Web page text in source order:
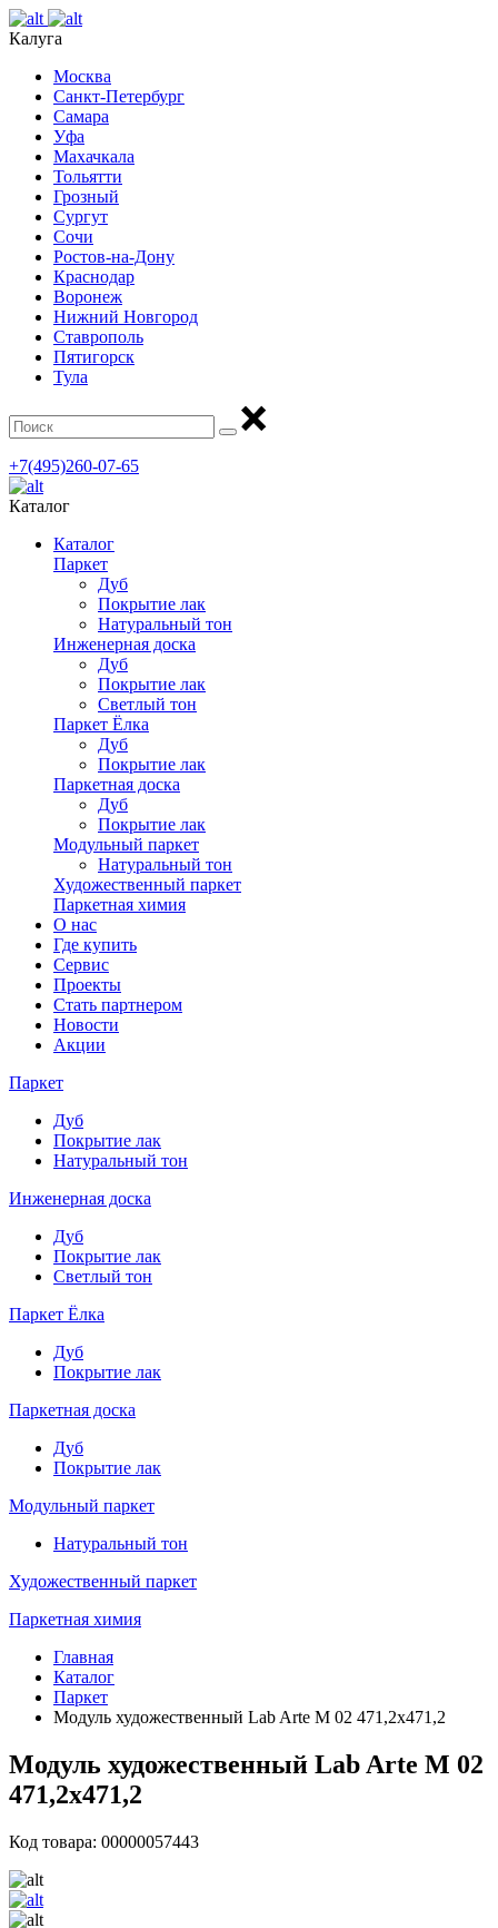
Калуга
Москва
Санкт-Петербург
Самара
Уфа
Махачкала
Тольятти
Грозный
Сургут
Сочи
Ростов-на-Дону
Краснодар
Воронеж
Нижний Новгород
Ставрополь
Пятигорск
Тула
+7(495)260-07-65
Каталог
Каталог
Паркет
Дуб
Покрытие лак
Натуральный тон
Инженерная доска
Дуб
Покрытие лак
Светлый тон
Паркет Ёлка
Дуб
Покрытие лак
Паркетная доска
Дуб
Покрытие лак
Модульный паркет
Натуральный тон
Художественный паркет
Паркетная химия
О нас
Где купить
Сервис
Проекты
Стать партнером
Новости
Акции
Паркет
Дуб
Покрытие лак
Натуральный тон
Инженерная доска
Дуб
Покрытие лак
Светлый тон
Паркет Ёлка
Дуб
Покрытие лак
Паркетная доска
Дуб
Покрытие лак
Модульный паркет
Натуральный тон
Художественный паркет
Паркетная химия
Главная
Каталог
Паркет
Модуль художественный Lab Arte М 02 471,2х471,2
Модуль художественный Lab Arte М 02
471,2х471,2
Код товара: 00000057443